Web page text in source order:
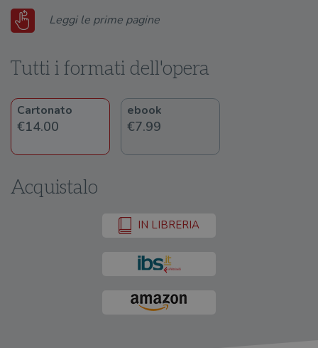
Leggi le prime pagine
Tutti i formati dell'opera
Cartonato
€14.00
ebook
€7.99
Acquistalo
IN LIBRERIA